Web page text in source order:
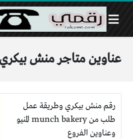
عناوين متاجر منش بيكري
رقم منش بيكري وطريقة عمل
طلب من munch bakery المنيو
وعناوين الفروع